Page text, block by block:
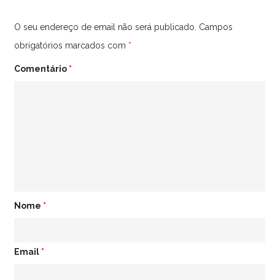
O seu endereço de email não será publicado. Campos
obrigatórios marcados com *
Comentário *
Nome *
Email *